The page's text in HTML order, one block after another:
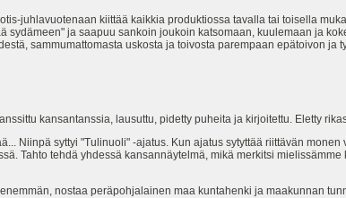
juhlavuotenaan kiittää kaikkia produktiossa tavalla tai toisella
sydämeen" ja saapuu sankoin joukoin katsomaan, kuulemaan ja
sammumattomasta uskosta ja toivosta parempaan epätoivon ja
kansantanssia, lausuttu, pidetty puheita ja kirjoitettu. Eletty
Niinpä syttyi "Tulinuoli" -ajatus. Kun ajatus sytyttää riittävän
Tahto tehdä yhdessä kansannäytelmä, mikä merkitsi
nostaa peräpohjalainen maa kuntahenki ja maakunnan